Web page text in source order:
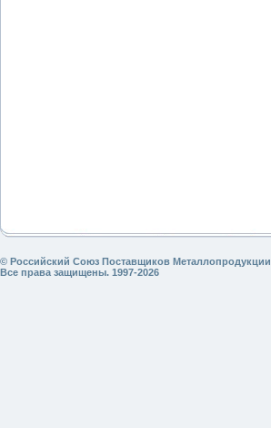
© Российский Союз Поставщиков Металлопродукции
Все права защищены. 1997-2026